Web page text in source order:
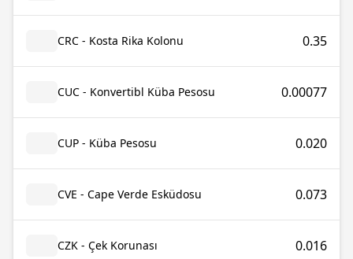
CRC - Kosta Rika Kolonu 0.35
CUC - Konvertibl Küba Pesosu 0.00077
CUP - Küba Pesosu 0.020
CVE - Cape Verde Esküdosu 0.073
CZK - Çek Korunası 0.016